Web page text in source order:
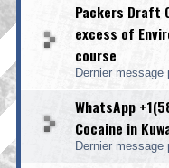
Packers Draft
excess of
course
Dernier message
WhatsApp
Cocaine in
Dernier message